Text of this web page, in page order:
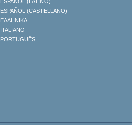
ESPAÑOL (CASTELLANO)
ΕΛΛΗΝΙΚA
ITALIANO
PORTUGUÊS